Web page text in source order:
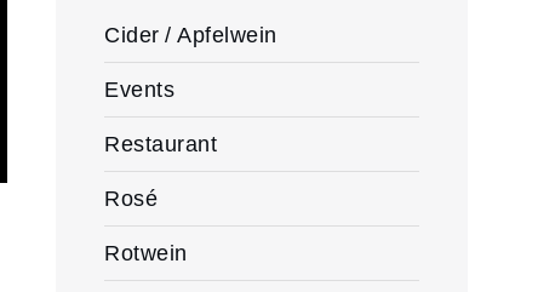
Cider / Apfelwein
Events
Restaurant
Rosé
Rotwein